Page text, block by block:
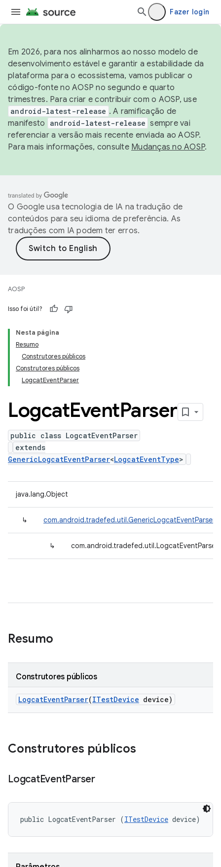
Fazer login
Em 2026, para nos alinharmos ao nosso modelo de
desenvolvimento estável e garantir a estabilidade da
plataforma para o ecossistema, vamos publicar o
código-fonte no AOSP no segundo e quarto
trimestres. Para criar e contribuir com o AOSP, use
android-latest-release . A ramificação de
manifesto
android-latest-release sempre vai
referenciar a versão mais recente enviada ao AOSP.
Para mais informações, consulte Mudanças no AOSP.
O Google usa tecnologia de IA na tradução de
conteúdos para seu idioma de preferência. As
traduções com IA podem ter erros.
AOSP
Isso foi útil?
Nesta página
Resumo
Construtores públicos
Construtores públicos
LogcatEventParser
LogcatEventParser
public class LogcatEventParser
extends
GenericLogcatEventParser<LogcatEventType>
java.lang.Object
↳ com.android.tradefed.util.GenericLogcatEventParser
↳ com.android.tradefed.util.LogcatEventParser
Resumo
Construtores públicos
LogcatEventParser(ITestDevice device)
Construtores públicos
LogcatEventParser
public LogcatEventParser (ITestDevice device)